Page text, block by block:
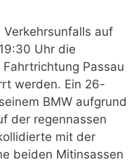
auf
Uhr die
Passau
werden. Ein 26-
BMW aufgrund
der regennassen
mit der
beiden Mitinsassen